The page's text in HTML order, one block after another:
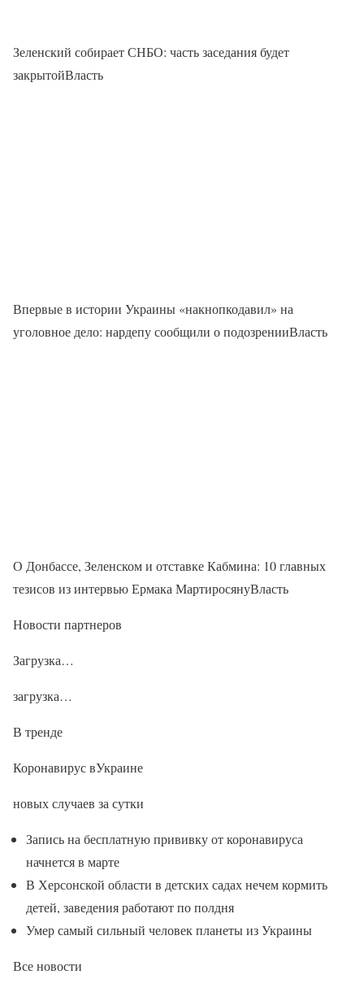
Зеленский собирает СНБО: часть заседания будет
закрытойВласть
Впервые в истории Украины «накнопкодавил» на
уголовное дело: нардепу сообщили о подозренииВласть
О Донбассе, Зеленском и отставке Кабмина: 10 главных
тезисов из интервью Ермака МартиросянуВласть
Новости партнеров
Загрузка…
загрузка…
В тренде
Коронавирус вУкраине
новых случаев за сутки
Запись на бесплатную прививку от коронавируса
начнется в марте
В Херсонской области в детских садах нечем кормить
детей, заведения работают по полдня
Умер самый сильный человек планеты из Украины
Все новости